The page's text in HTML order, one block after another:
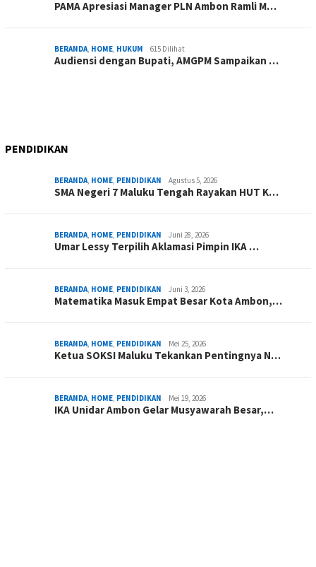
PAMA Apresiasi Manager PLN Ambon Ramli M…
BERANDA, HOME, HUKUM 615 Dilihat
Audiensi dengan Bupati, AMGPM Sampaikan …
PENDIDIKAN
BERANDA, HOME, PENDIDIKAN Agustus 5, 2026
SMA Negeri 7 Maluku Tengah Rayakan HUT K…
BERANDA, HOME, PENDIDIKAN Juni 28, 2026
Umar Lessy Terpilih Aklamasi Pimpin IKA …
BERANDA, HOME, PENDIDIKAN Juni 3, 2026
Matematika Masuk Empat Besar Kota Ambon,…
BERANDA, HOME, PENDIDIKAN Mei 25, 2026
Ketua SOKSI Maluku Tekankan Pentingnya N…
BERANDA, HOME, PENDIDIKAN Mei 19, 2026
IKA Unidar Ambon Gelar Musyawarah Besar,…